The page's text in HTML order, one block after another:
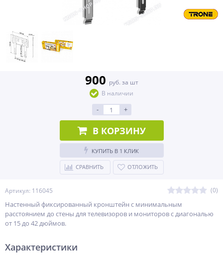
Артикул: 116045 (0)
Настенный фиксированный кронштейн с минимальным
расстоянием до стены для телевизоров и мониторов с диагональю
от 15 до 42 дюймов.
900 руб. за шт
В наличии
- +
В КОРЗИНУ
КУПИТЬ В 1 КЛИК
СРАВНИТЬ ОТЛОЖИТЬ
Характеристики